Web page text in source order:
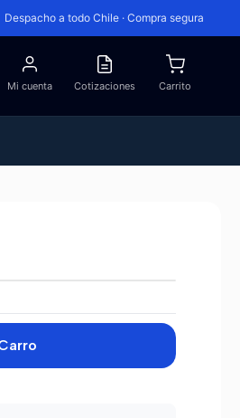
Despacho a todo Chile · Compra segura
Mi cuenta Cotizaciones Carrito